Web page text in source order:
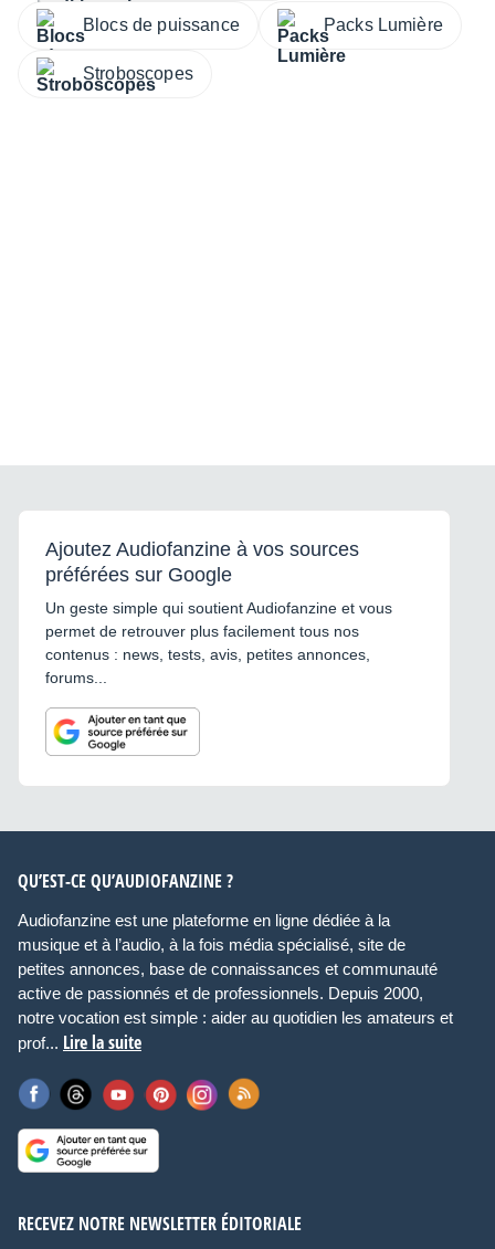
Blocs de puissance Packs Lumière
Stroboscopes
Ajoutez Audiofanzine à vos sources
préférées sur Google
Un geste simple qui soutient Audiofanzine et vous
permet de retrouver plus facilement tous nos
contenus : news, tests, avis, petites annonces,
forums...
QU’EST-CE QU’AUDIOFANZINE ?
Audiofanzine est une plateforme en ligne dédiée à la
musique et à l’audio, à la fois média spécialisé, site de
petites annonces, base de connaissances et communauté
active de passionnés et de professionnels. Depuis 2000,
notre vocation est simple : aider au quotidien les amateurs et
prof... Lire la suite
RECEVEZ NOTRE NEWSLETTER ÉDITORIALE